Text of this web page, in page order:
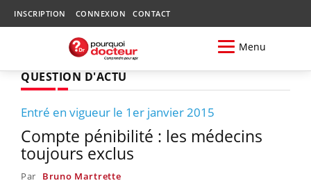
INSCRIPTION CONNEXION CONTACT
Menu
QUESTION D'ACTU
Entré en vigueur le 1er janvier 2015
Compte pénibilité : les médecins
toujours exclus
Par Bruno Martrette